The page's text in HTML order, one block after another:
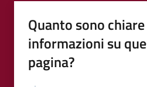
Quanto sono
informazioni su
pagina?